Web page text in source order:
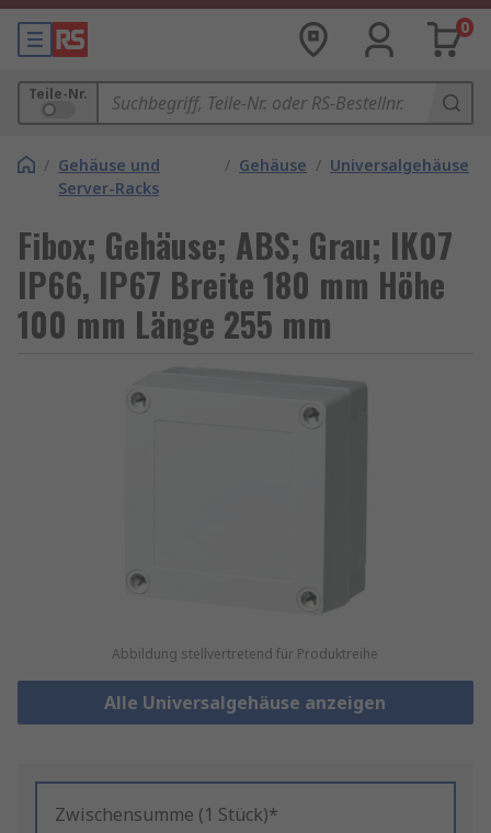
0
Teile-Nr.
/ Gehäuse und
Server-Racks
/ Gehäuse / Universalgehäuse
Fibox; Gehäuse; ABS; Grau; IK07
IP66, IP67 Breite 180 mm Höhe
100 mm Länge 255 mm
Abbildung stellvertretend für Produktreihe
Alle Universalgehäuse anzeigen
Zwischensumme (1 Stück)*